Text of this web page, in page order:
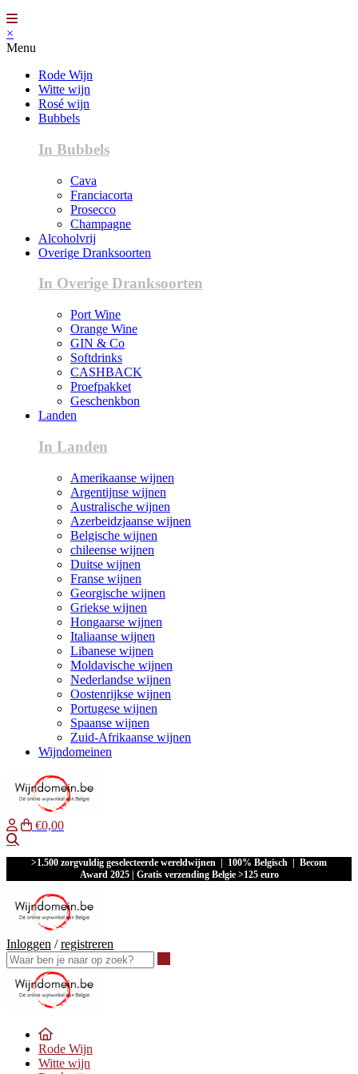
×
Menu
Rode Wijn
Witte wijn
Rosé wijn
Bubbels
In Bubbels
Cava
Franciacorta
Prosecco
Champagne
Alcoholvrij
Overige Dranksoorten
In Overige Dranksoorten
Port Wine
Orange Wine
GIN & Co
Softdrinks
CASHBACK
Proefpakket
Geschenkbon
Landen
In Landen
Amerikaanse wijnen
Argentijnse wijnen
Australische wijnen
Azerbeidzjaanse wijnen
Belgische wijnen
chileense wijnen
Duitse wijnen
Franse wijnen
Georgische wijnen
Griekse wijnen
Hongaarse wijnen
Italiaanse wijnen
Libanese wijnen
Moldavische wijnen
Nederlandse wijnen
Oostenrijkse wijnen
Portugese wijnen
Spaanse wijnen
Zuid-Afrikaanse wijnen
Wijndomeinen
€0,00
>1.500 zorgvuldig geselecteerde wereldwijnen | 100% Belgisch | Becom
Award 2025 | Gratis verzending Belgie >125 euro
Inloggen /registreren
Rode Wijn
Witte wijn